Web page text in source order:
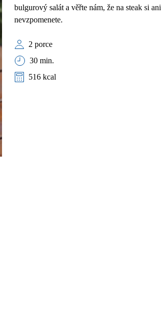
bulgurový salát a věřte nám, že na steak si ani
nevzpomenete.
2 porce
30 min.
516 kcal